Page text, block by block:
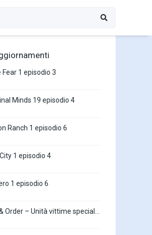
Fear 1 episodio 3
Minds 19 episodio 4
Ranch 1 episodio 6
1 episodio 4
1 episodio 6